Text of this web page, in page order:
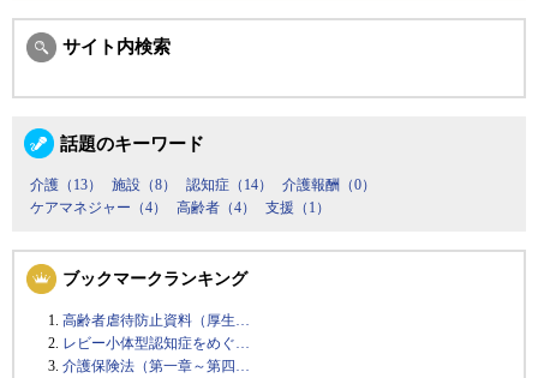
サイト内検索
話題のキーワード
介護（13） 施設（8） 認知症（14）
介護報酬（0）
ケアマネジャー（4）
高齢者（4） 支援（1）
ブックマークランキング
高齢者虐待防止資料（厚生…
レビー小体型認知症をめぐ…
介護保険法（第一章～第四…